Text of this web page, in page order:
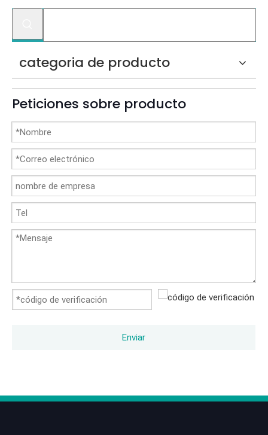
categoria de producto
Peticiones sobre producto
Enviar